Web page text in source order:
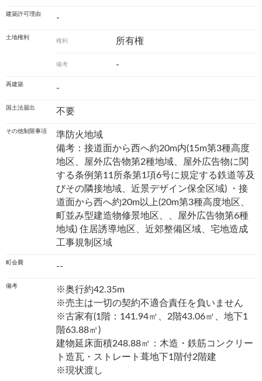
建築許可理由 -
土地権利
権利 所有権
備考 -
再建築 -
国土法届出 不要
その他制限事項
準防火地域
備考：接道面から西へ約20m内(15m第3種高度
地区、屋外広告物第2種地域、屋外広告物に関
する条例第11所条第1項6号に規定する鉄道等及
びその隣接地域、近景デザイン保全区域) ・接
道面から西へ約20m以上(20m第3種高度地区、
町並み型建造物修景地区、、屋外広告物第6種
地域) 住居誘導地区、近郊整備区域、宅地造成
工事規制区域
町会費 --
備考
※奥行約42.35m
※売主は一切の契約不適合責任を負いません
※古家有(1階：141.94㎡、2階43.06㎡、地下1
階63.88㎡)
建物延床面積248.88㎡：木造・鉄筋コンクリー
ト造瓦・ストレート葺地下1階付2階建
※現状渡し